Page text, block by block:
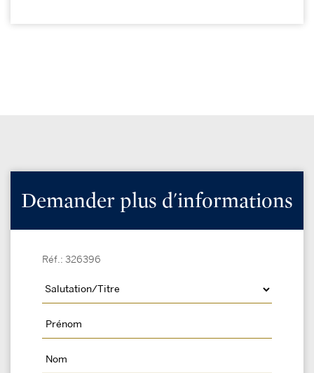
Demander plus d'informations
Réf.: 326396